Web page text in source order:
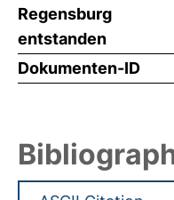
Regensburg
entstanden
Dokumenten-ID